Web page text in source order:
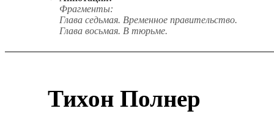
Фрагменты:
Глава седьмая. Временное правительство.
Глава восьмая. В тюрьме.
Тихон Полнер